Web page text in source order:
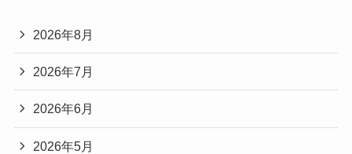
2026年8月
2026年7月
2026年6月
2026年5月